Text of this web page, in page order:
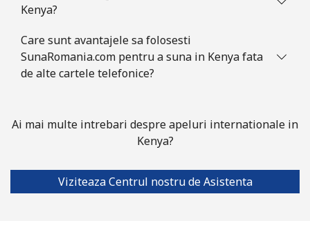
Kenya?
Care sunt avantajele sa folosesti
SunaRomania.com pentru a suna in Kenya fata
de alte cartele telefonice?
Ai mai multe intrebari despre apeluri internationale in
Kenya?
Viziteaza Centrul nostru de Asistenta